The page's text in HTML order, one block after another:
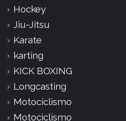
Hockey
Jiu-Jitsu
Karate
karting
KICK BOXING
Longcasting
Motociclismo
Motociclismo